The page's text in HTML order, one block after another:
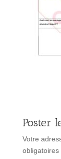
Poster
Votre
obligatoires